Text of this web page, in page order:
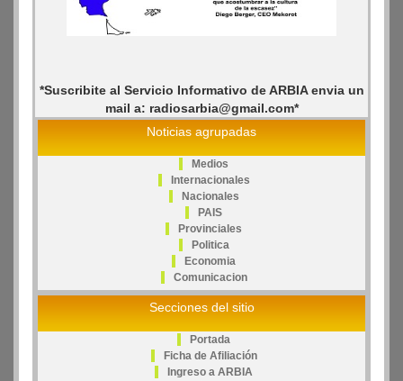
*Suscribite al Servicio Informativo de ARBIA envia un
mail a: radiosarbia@gmail.com*
Noticias agrupadas
Medios
Internacionales
Nacionales
PAIS
Provinciales
Politica
Economia
Comunicacion
Secciones del sitio
Portada
Ficha de Afiliación
Ingreso a ARBIA